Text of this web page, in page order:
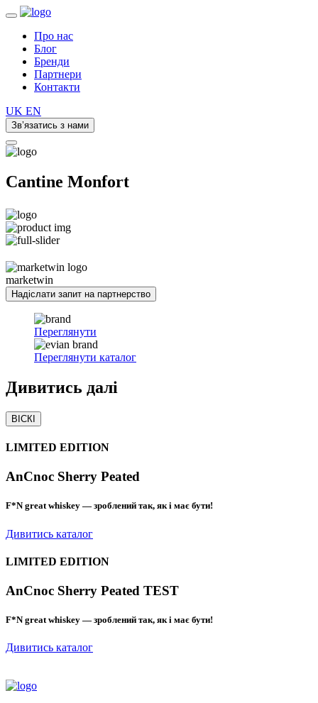
Про нас
Блог
Бренди
Партнери
Контакти
UK EN
Зв’язатись з нами
Cantine Monfort
marketwin
Надіслати запит на партнерство
Переглянути
Переглянути каталог
Дивитись далі
ВІСКІ
LIMITED EDITION
AnCnoc Sherry Peated
F*N great whiskey — зроблений так, як і має бути!
Дивитись каталог
LIMITED EDITION
AnCnoc Sherry Peated TEST
F*N great whiskey — зроблений так, як і має бути!
Дивитись каталог